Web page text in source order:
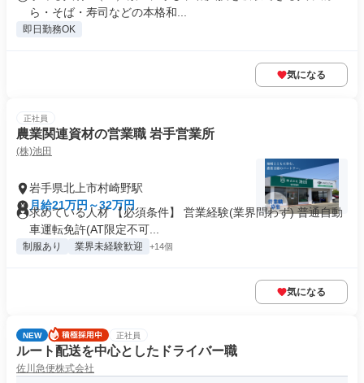
ら・そば・寿司などの本格和...
即日勤務OK
気になる
正社員
農業関連資材の営業職 岩手営業所
(株)池田
岩手県北上市村崎野駅
月給21万円～32万円
求めている人材 【必須条件】 営業経験(業界問わず) 普通自動
車運転免許(AT限定不可...
制服あり 業界未経験歓迎 +14個
気になる
NEW 正社員
ルート配送を中心としたドライバー職
佐川急便株式会社